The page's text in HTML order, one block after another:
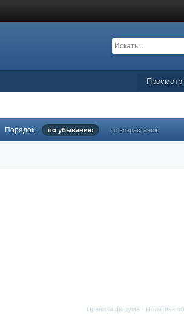
Порядок по убыванию по возрастанию
Политика
Правила форума ·